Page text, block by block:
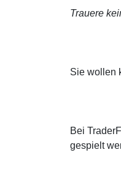
Trauere
Sie wollen
Bei
gespielt